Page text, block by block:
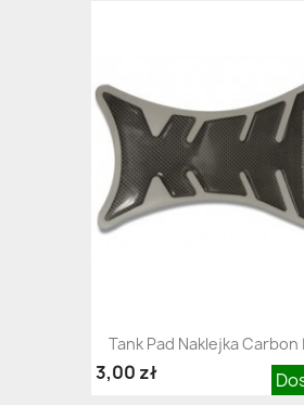
Tank Pad Naklejka Carbon
3,00 zł